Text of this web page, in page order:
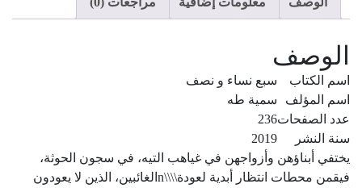
الوصف
اسم الكتاب
سبع نساء و نصف
اسم المؤلف
سمية طه
عدد الصفحات236
سنة النشر
2019
يختفي أبناؤهن وأزواجهن في غياهب التيه، في سجون الحوثة،
فيقمن محطات انتظار أبدية لعودة\\\\nالغائبين، الذين لا يعودون